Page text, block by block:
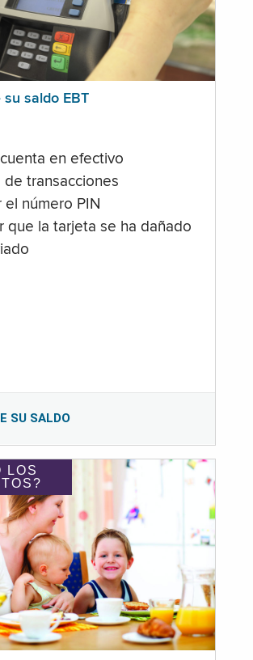
su saldo EBT
en efectivo
de transacciones
el número PIN
que la tarjeta se ha dañado
SU SALDO
LOS